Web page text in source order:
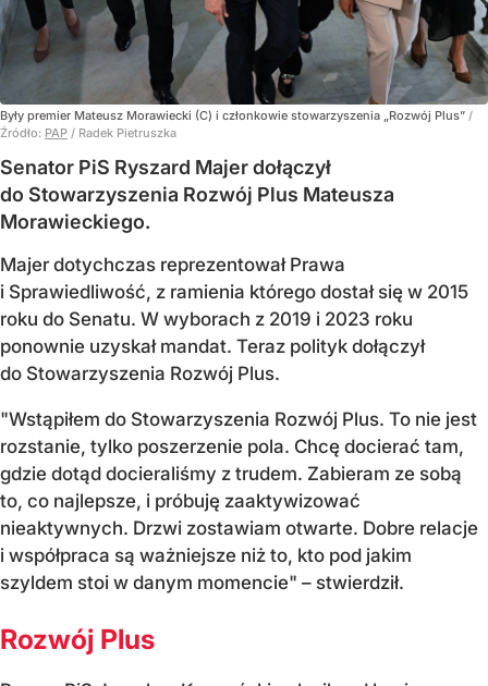
Były premier Mateusz Morawiecki (C) i członkowie stowarzyszenia „Rozwój Plus” /
Źródło: PAP / Radek Pietruszka
Senator PiS Ryszard Majer dołączył
do Stowarzyszenia Rozwój Plus Mateusza
Morawieckiego.
Majer dotychczas reprezentował Prawa
i Sprawiedliwość, z ramienia którego dostał się w 2015
roku do Senatu. W wyborach z 2019 i 2023 roku
ponownie uzyskał mandat. Teraz polityk dołączył
do Stowarzyszenia Rozwój Plus.
"Wstąpiłem do Stowarzyszenia Rozwój Plus. To nie jest
rozstanie, tylko poszerzenie pola. Chcę docierać tam,
gdzie dotąd docieraliśmy z trudem. Zabieram ze sobą
to, co najlepsze, i próbuję zaaktywizować
nieaktywnych. Drzwi zostawiam otwarte. Dobre relacje
i współpraca są ważniejsze niż to, kto pod jakim
szyldem stoi w danym momencie" – stwierdził.
Rozwój Plus